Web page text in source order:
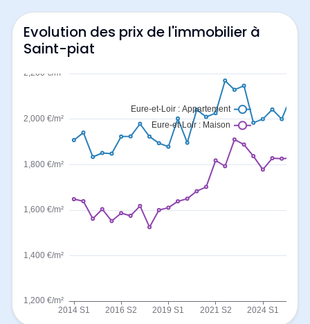
Evolution des prix de l'immobilier à
Saint-piat